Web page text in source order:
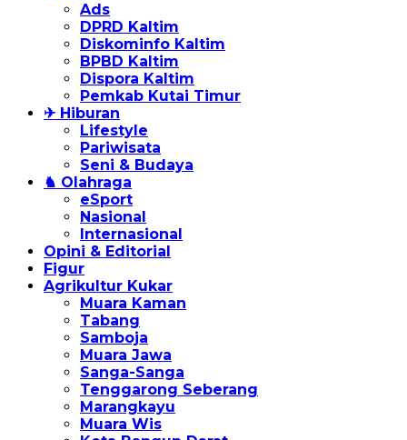
Ads
DPRD Kaltim
Diskominfo Kaltim
BPBD Kaltim
Dispora Kaltim
Pemkab Kutai Timur
✈ Hiburan
Lifestyle
Pariwisata
Seni & Budaya
♞ Olahraga
eSport
Nasional
Internasional
Opini & Editorial
Figur
Agrikultur Kukar
Muara Kaman
Tabang
Samboja
Muara Jawa
Sanga-Sanga
Tenggarong Seberang
Marangkayu
Muara Wis